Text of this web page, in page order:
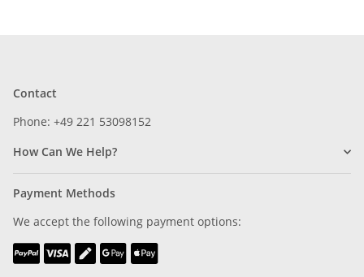
Contact
Phone: +49 221 53098152
How Can We Help?
Payment Methods
We accept the following payment options: